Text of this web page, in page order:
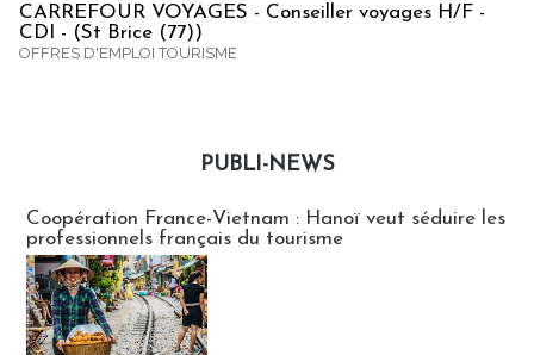
CARREFOUR VOYAGES - Conseiller voyages H/F -
CDI - (St Brice (77))
OFFRES D'EMPLOI TOURISME
PUBLI-NEWS
Coopération France-Vietnam : Hanoï veut séduire les
professionnels français du tourisme